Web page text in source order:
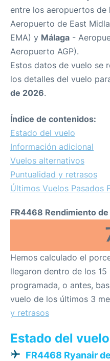
entre los aeropuertos de
Aeropuerto de East
EMA) y Málaga -
Aeropuerto AGP).
Estos datos de vuelo se
los detalles del vuelo
de 2026.
Índice de contenidos:
Estado del vuelo
Información adicional
Vuelos alternativos
Puntualidad y retrasos
Últimos Vuelos Pasados
FR4468 Rendimiento
Hemos calculado el
llegaron dentro de los
programada, o antes,
vuelo de los últimos 3
y retrasos
Estado del vuelo
FR4468 Ryanair